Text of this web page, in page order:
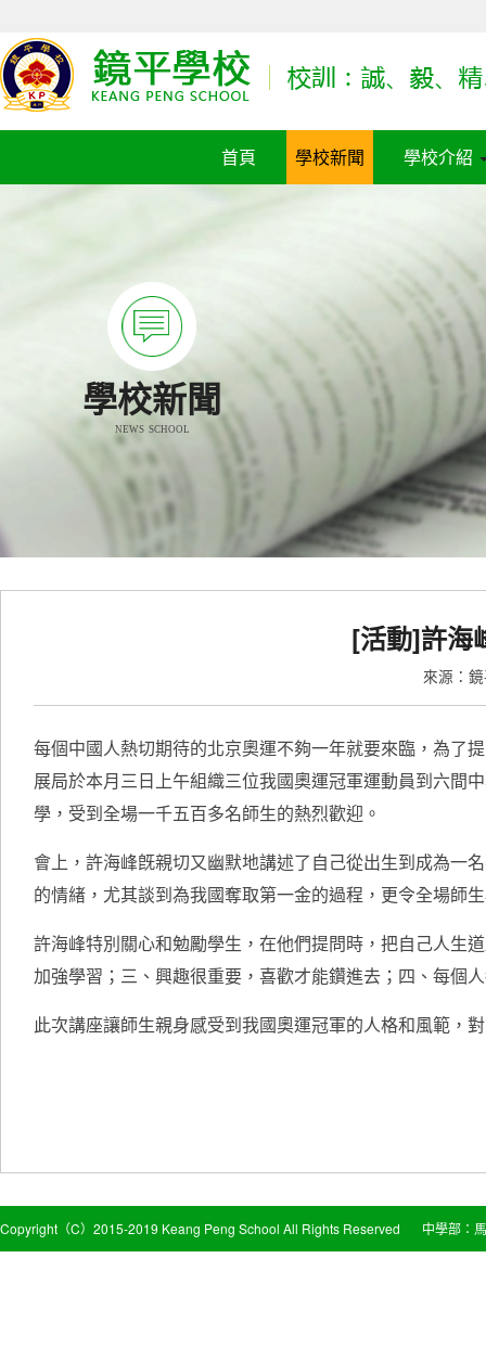
首頁 學校新聞 學校介紹
學校新聞
NEWS SCHOOL
[活動]許海
來源：
每個中國人熱切期待的北京奧運不夠一年就要來臨，為了
展局於本月三日上午組織三位我國奧運冠軍運動員到六間
學，受到全場一千五百多名師生的熱烈歡迎。
會上，許海峰旣親切又幽默地講述了自己從出生到成為一
的情緖，尤其談到為我國奪取第一金的過程，更令全場師
許海峰特別關心和勉勵學生，在他們提問時，把自己人生
加強學習；三、興趣很重要，喜歡才能鑽進去；四、每個
此次講座讓師生親身感受到我國奧運冠軍的人格和風範，
Copyright（C）2015-2019 Keang Peng School All Rights Reserved 中學部：